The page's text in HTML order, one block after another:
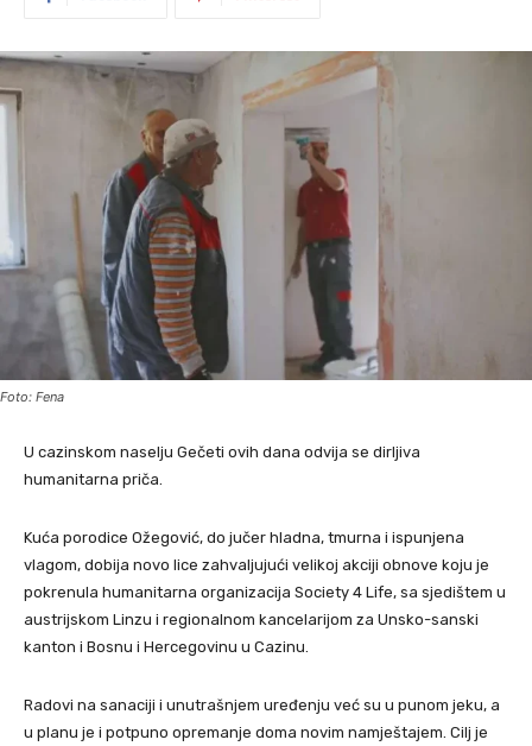
Foto: Fena
U cazinskom naselju Gečeti ovih dana odvija se dirljiva
humanitarna priča.
Kuća porodice Ožegović, do jučer hladna, tmurna i ispunjena
vlagom, dobija novo lice zahvaljujući velikoj akciji obnove koju je
pokrenula humanitarna organizacija Society 4 Life, sa sjedištem u
austrijskom Linzu i regionalnom kancelarijom za Unsko-sanski
kanton i Bosnu i Hercegovinu u Cazinu.
Radovi na sanaciji i unutrašnjem uređenju već su u punom jeku, a
u planu je i potpuno opremanje doma novim namještajem. Cilj je